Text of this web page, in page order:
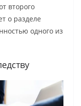
второго
о разделе
одного из